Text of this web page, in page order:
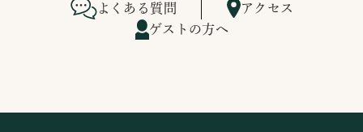
よくある質問
アクセス
ゲストの方へ